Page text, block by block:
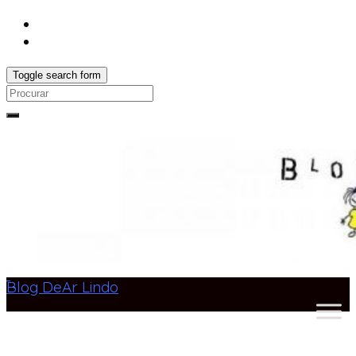
Toggle search form
Search
Blog DeAr Lindo